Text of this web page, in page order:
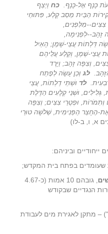
כָּנָף אֶל-כָּנָף. כח וַיְצַף
הַבַּיִת מֵסַב קָלַע, פִּתּוּחֵי
צִצִּים--מִלִּפְנִים,
זָהָב--לִפְנִימָה,
דַּלְתוֹת עֲצֵי-שָׁמֶן; הָאַיִל
עֲצֵי-שֶׁמֶן, וְקָלַע עֲלֵיהֶם
וְצִפָּה זָהָב; וַיָּרֶד
. לג וְכֵן עָשָׂה לְפֶתַח
. לד וּשְׁתֵּי דַלְתוֹת, עֲצֵי
וּשְׁנֵי קְלָעִים הַדֶּלֶת
וְתִמֹרוֹת, וּפְטֻרֵי צִצִּים; וְצִפָּה
אֶת-הֶחָצֵר הַפְּנִימִית, שְׁלֹשָׁה טוּרֵי
א, ו, ב-לו)
וביניהם:
שעומדים בפתח בית המקדש;
, גובהם 10 אמות (כ-4.67
הנגדיים שבקודש
– מתקן לאגירת מים לעבודת